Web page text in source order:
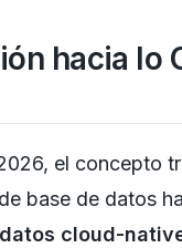
hacia lo
el concepto
base de datos
cloud-